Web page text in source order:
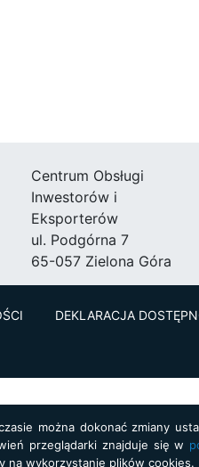
Centrum Obsługi
Inwestorów i
Eksporterów
ul. Podgórna 7
65-057 Zielona Góra
DEKLARACJA
można dokonać zmiany
przeglądarki znajduje się w
na wykorzystanie plików cookies.